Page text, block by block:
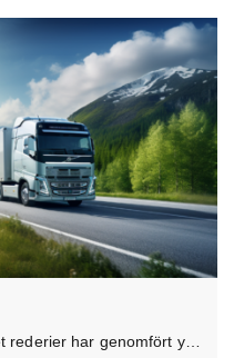
Reducerade PSS-nivåer Flertalet rederier har genomfört ytterligare reduktioner av sjöfrakterna från Fjärran Östern för andra